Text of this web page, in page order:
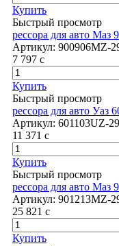
Купить
Быстрый просмотр
рессора для авто
Артикул: 900906MZ-
7 797 c
Купить
Быстрый просмотр
рессора для авто Уаз
Артикул: 601103UZ-
11 371 c
Купить
Быстрый просмотр
рессора для авто
Артикул: 901213MZ-
25 821 c
Купить